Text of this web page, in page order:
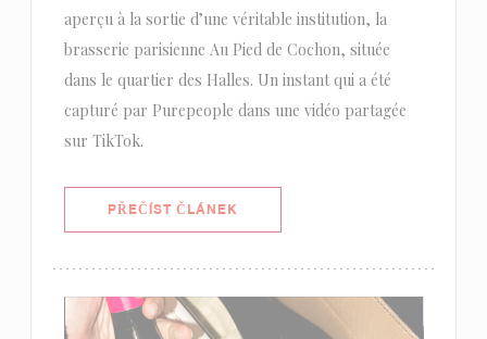
aperçu à la sortie d’une véritable institution, la
brasserie parisienne Au Pied de Cochon, située
dans le quartier des Halles. Un instant qui a été
capturé par Purepeople dans une vidéo partagée
sur TikTok.
PŘEČÍST ČLÁNEK